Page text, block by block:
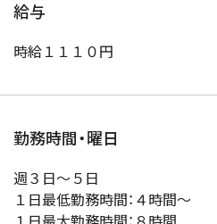
給与
時給１１１０円
勤務時間・曜日
週３日～５日
１日最低勤務時間：４時間～